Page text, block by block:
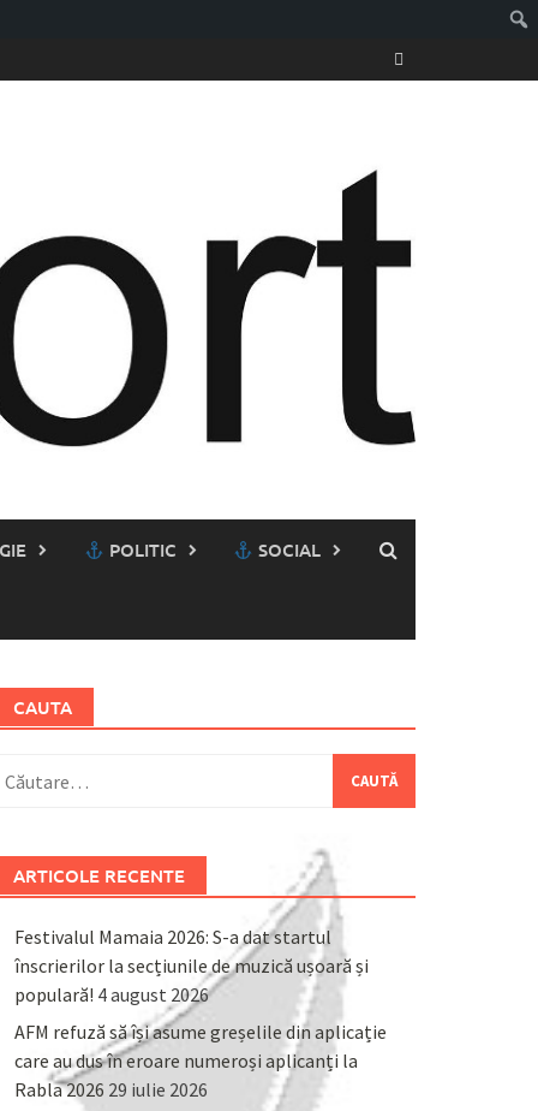
POLITIC SOCIAL
CAUTA
după:
ARTICOLE RECENTE
Festivalul Mamaia 2026: S-a dat startul
înscrierilor la secțiunile de muzică ușoară și
populară! 4 august 2026
AFM refuză să își asume greșelile din aplicație
care au dus în eroare numeroși aplicanți la
Rabla 2026 29 iulie 2026